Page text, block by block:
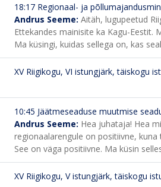
18:17 Regionaal- ja
Andrus Seeme: Aitäh, lugupeetud
Ettekandes mainisite ka Kagu-
Ma küsingi, kuidas sellega on, kas
XV Riigikogu, VI istungjärk, täiskogu
10:45 Jäätmeseaduse muutmise
Andrus Seeme: Hea juhataja! Hea
regionaalarengule on positiivne,
See on väga positiivne. Ma küsin
XV Riigikogu, V istungjärk, täiskogu